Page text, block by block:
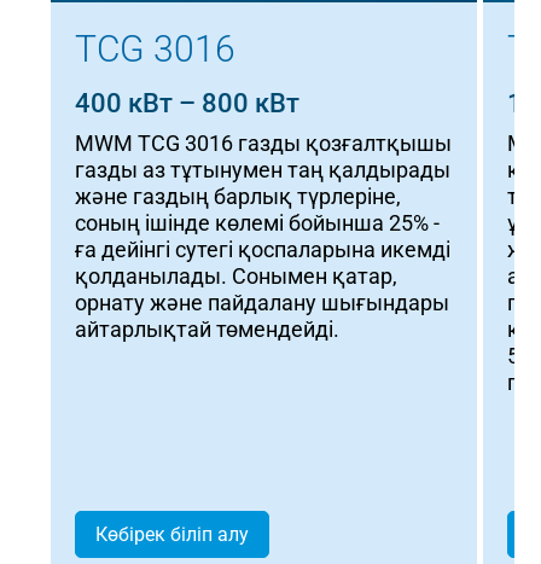
TCG 3016
400 кВт – 800 кВт
MWM TCG 3016 газды қозғалтқышы
газды аз тұтынумен таң қалдырады
және газдың барлық түрлеріне,
соның ішінде көлемі бойынша 25% -
ға дейінгі сутегі қоспаларына икемді
қолданылады. Сонымен қатар,
орнату және пайдалану шығындары
айтарлықтай төмендейді.
Көбірек біліп алу
1
50